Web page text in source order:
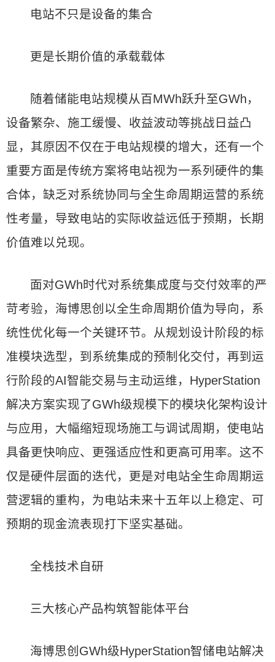
电站不只是设备的集合
更是长期价值的承载载体
随着储能电站规模从百MWh跃升至GWh，
设备繁杂、施工缓慢、收益波动等挑战日益凸
显，其原因不仅在于电站规模的增大，还有一个
重要方面是传统方案将电站视为一系列硬件的集
合体，缺乏对系统协同与全生命周期运营的系统
性考量，导致电站的实际收益远低于预期，长期
价值难以兑现。
面对GWh时代对系统集成度与交付效率的严
苛考验，海博思创以全生命周期价值为导向，系
统性优化每一个关键环节。从规划设计阶段的标
准模块选型，到系统集成的预制化交付，再到运
行阶段的AI智能交易与主动运维，HyperStation
解决方案实现了GWh级规模下的模块化架构设计
与应用，大幅缩短现场施工与调试周期，使电站
具备更快响应、更强适应性和更高可用率。这不
仅是硬件层面的迭代，更是对电站全生命周期运
营逻辑的重构，为电站未来十五年以上稳定、可
预期的现金流表现打下坚实基础。
全栈技术自研
三大核心产品构筑智能体平台
海博思创GWh级HyperStation智储电站解决